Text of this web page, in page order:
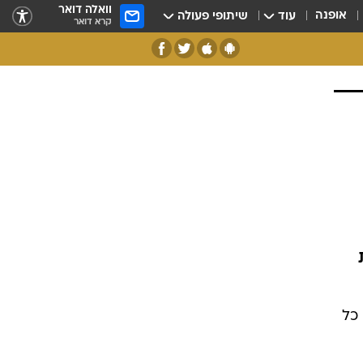
אופנה עוד שיתופי פעולה וואלה דואר
קרא דואר